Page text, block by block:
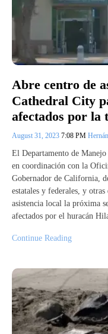
Abre centro de
Cathedral City
afectados por la
August 31, 2023 7:08 PM
El Departamento de Manejo
en coordinación con la
Gobernador de California,
estatales y federales, y
asistencia local la próxima
afectados por el huracán
Continue Reading